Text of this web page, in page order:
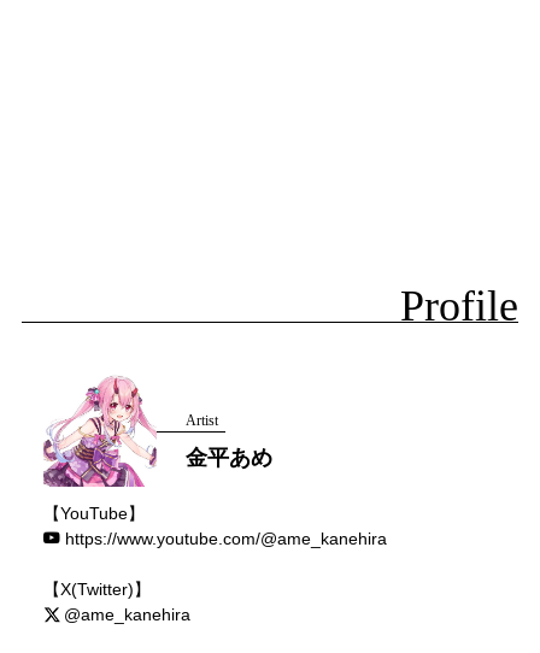
Profile
Artist
金平あめ
【YouTube】
https://www.youtube.com/@ame_kanehira
【X(Twitter)】
@ame_kanehira